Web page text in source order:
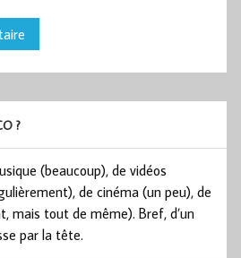
?
(beaucoup), de vidéos
de cinéma (un peu), de
mais tout de même). Bref, d’un
par la tête.